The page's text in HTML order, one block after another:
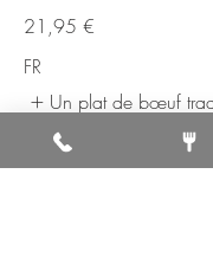
21,95 €
FR
Un plat de bœuf
épinards purée et au
préparé avec de